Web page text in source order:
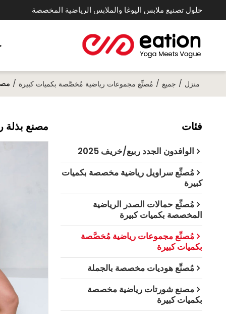
حلول تصنيع ملابس اليوغا والملابس الرياضية المخصصة
منزل / جميع / مُصنِّع مجموعات رياضية مُخصَّصة بكميات كبيرة /
مصنع بذلة فئات
الوافدون الجدد ربيع/خريف 2025
مُصنِّع سراويل رياضية مخصصة بكميات
كبيرة
مُصنِّع حمالات الصدر الرياضية
المخصصة بكميات كبيرة
مُصنِّع مجموعات رياضية مُخصَّصة
بكميات كبيرة
مُصنِّع هوديات مخصصة بالجملة
مصنع شورتات رياضية مخصصة
بكميات كبيرة